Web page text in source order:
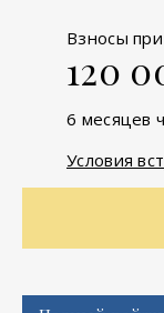
Взносы
120
6 месяцев
Условия